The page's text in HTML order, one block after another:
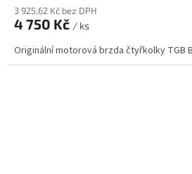
produktu
je
z
5
3 925,62 Kč bez DPH
4 750 Kč / ks
Originální motorová brzda čtyřkolky TGB